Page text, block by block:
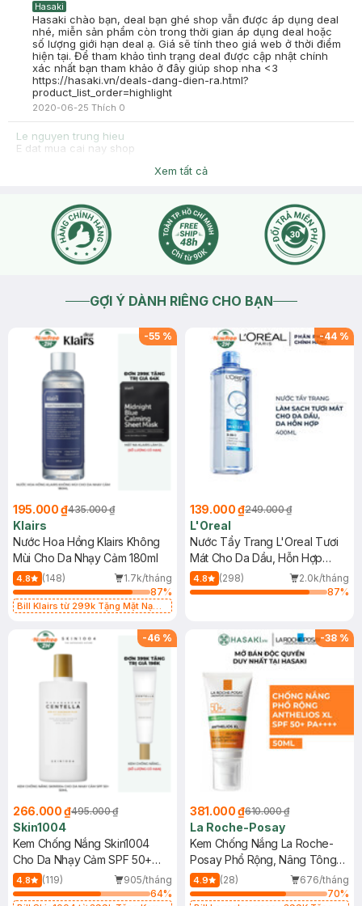
Hasaki
Hasaki chào bạn, deal bạn ghé shop vẫn được áp dụng deal
nhé, miễn sản phẩm còn trong thời gian áp dụng deal hoặc
số lượng giới hạn deal ạ. Giá sẽ tính theo giá web ở thời điểm
hiện tại. Để tham khảo tình trạng deal được cập nhật chính
xác nhất bạn tham khảo ở đây giúp shop nha <3
https://hasaki.vn/deals-dang-dien-ra.html?
product_list_order=highlight
2020-06-25 Thích 0
Le nguyen trung hieu
E dat mua cai nay shop
để được tích điểm cũng như được hưởng nhiều ưu đãi và giá
tốt nhất dành cho thành viên trên web giúp shop nhé. Bên
mình không nhận order trên faceboook ạ.
2019-09-22Thích
Xem tất cả
GỢI Ý DÀNH RIÊNG CHO BẠN
-55 %
195.000 ₫435.000 ₫
Klairs
Nước Hoa Hồng Klairs Không
Mùi Cho Da Nhạy Cảm 180ml
4.8 (148)
1.7k/tháng
87%
Bill Klairs từ 299k Tặng Mặt Nạ
25ml (SL Có Hạn)
-44 %
139.000 ₫249.000 ₫
L'Oreal
Nước Tẩy Trang L'Oreal Tươi
Mát Cho Da Dầu, Hỗn Hợp
400ml
4.8 (298)
2.0k/tháng
87%
-46 %
266.000 ₫495.000 ₫
Skin1004
Kem Chống Nắng Skin1004
Cho Da Nhạy Cảm SPF 50+
50ml
4.8 (119)
905/tháng
64%
-38 %
381.000 ₫610.000 ₫
La Roche-Posay
Kem Chống Nắng La Roche-
Posay Phổ Rộng, Nâng Tông
Kiềm Dầu 50ml
4.9 (28)
676/tháng
70%